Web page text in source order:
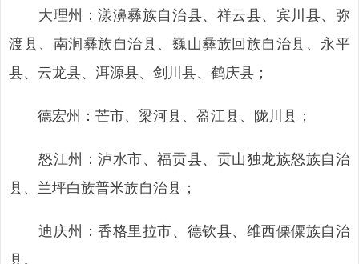
大理州：漾濞彝族自治县、祥云县、宾川县、弥
渡县、南涧彝族自治县、巍山彝族回族自治县、永平
县、云龙县、洱源县、剑川县、鹤庆县；
德宏州：芒市、梁河县、盈江县、陇川县；
怒江州：泸水市、福贡县、贡山独龙族怒族自治
县、兰坪白族普米族自治县；
迪庆州：香格里拉市、德钦县、维西傈僳族自治
县。